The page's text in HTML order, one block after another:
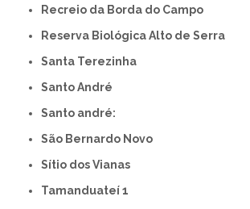
Recreio da Borda do Campo
Reserva Biológica Alto de Serra
Santa Terezinha
Santo André
Santo andré:
São Bernardo Novo
Sítio dos Vianas
Tamanduateí 1